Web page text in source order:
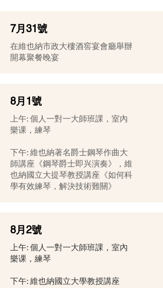
7月31號
在維也納市政大樓酒窖宴會廳舉辦
開幕聚餐晚宴
8月1號
上午: 個人一對一大師班課，室內
樂课，練琴
下午: 維也納著名爵士鋼琴作曲大
師講座《鋼琴爵士即兴演奏》，維
也納國立大提琴教授講座《如何科
學有效練琴，解決技術難關》
8月2號
上午: 個人一對一大師班課，室內
樂课，練琴
下午: 維也納國立大學教授講座